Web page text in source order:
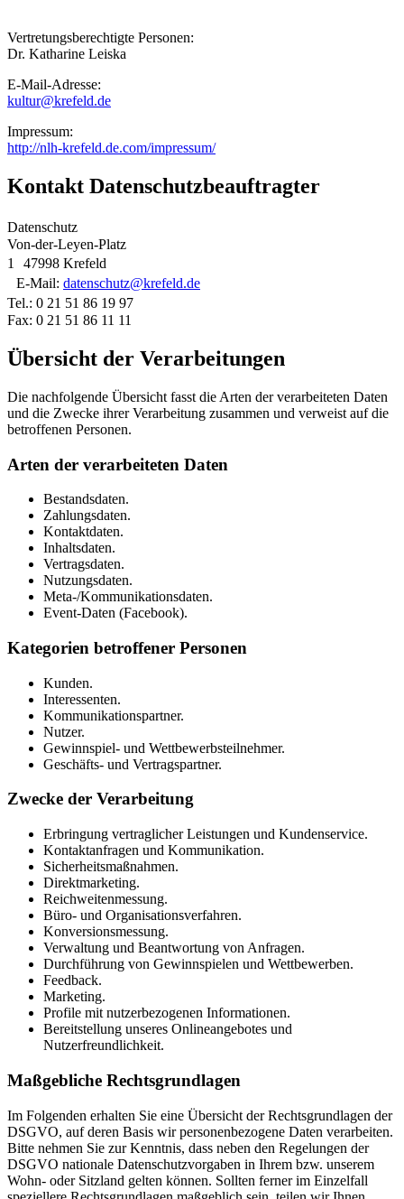
Vertretungsberechtigte Personen:
Dr. Katharine Leiska
E‑Mail-Adresse:
kultur@krefeld.de
Impressum:
http://nlh-krefeld.de.com/impressum/
Kontakt Datenschutzbeauftragter
Datenschutz
Von-der-Leyen-Platz
1 47998 Krefeld
E‑Mail: datenschutz@krefeld.de
Tel.: 0 21 51 86 19 97
Fax: 0 21 51 86 11 11
Übersicht der Verarbeitungen
Die nachfolgende Übersicht fasst die Arten der verarbeiteten Daten
und die Zwecke ihrer Verarbeitung zusammen und verweist auf die
betroffenen Personen.
Arten der verarbeiteten Daten
Bestandsdaten.
Zahlungsdaten.
Kontaktdaten.
Inhaltsdaten.
Vertragsdaten.
Nutzungsdaten.
Meta-/Kommunikationsdaten.
Event-Daten (Facebook).
Kategorien betroffener Personen
Kunden.
Interessenten.
Kommunikationspartner.
Nutzer.
Gewinnspiel- und Wettbewerbsteilnehmer.
Geschäfts- und Vertragspartner.
Zwecke der Verarbeitung
Erbringung vertraglicher Leistungen und Kundenservice.
Kontaktanfragen und Kommunikation.
Sicherheitsmaßnahmen.
Direktmarketing.
Reichweitenmessung.
Büro- und Organisationsverfahren.
Konversionsmessung.
Verwaltung und Beantwortung von Anfragen.
Durchführung von Gewinnspielen und Wettbewerben.
Feedback.
Marketing.
Profile mit nutzerbezogenen Informationen.
Bereitstellung unseres Onlineangebotes und
Nutzerfreundlichkeit.
Maßgebliche Rechtsgrundlagen
Im Folgenden erhalten Sie eine Übersicht der Rechtsgrundlagen der
DSGVO, auf deren Basis wir personenbezogene Daten verarbeiten.
Bitte nehmen Sie zur Kenntnis, dass neben den Regelungen der
DSGVO nationale Datenschutzvorgaben in Ihrem bzw. unserem
Wohn- oder Sitzland gelten können. Sollten ferner im Einzelfall